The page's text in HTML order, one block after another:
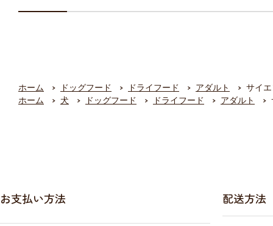
ホーム ドッグフード ドライフード アダルト
サイ
ホーム
犬 ドッグフード ドライフード アダルト
お支払い方法 配送方法